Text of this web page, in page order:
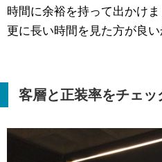
時間に余裕を持って出かけ
更に長い時間を見た方が良い
客層と正装率をチェッ